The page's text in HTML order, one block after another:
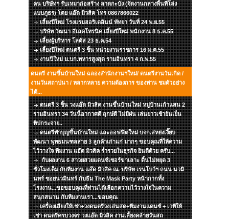
คน บริษัทฯ รับเหมาก่อสร้าง ลาดกะบัง (จัดงานกลางพื้นที่โล่ง
แบบภูธร) โดย แอ๊ด มิวสิค โทร 0867866022
เลี้ยงปีใหม่ โรงแรมฮอริเดอินน์ พัทยา วันที่ 24 พ.ย.55
บริษัท วัฒนา อีเลคโทรนิค เลี้ยงปีใหม่ พนักงาน 8 ธ.ค.55
เลี้ยงผู้บริหาร โลตัส 23 ธ.ค.54
เลี้ยงปีใหม่ ดนตรี 3 ชิ้น หน่วยงานราชการ 16 ม.ค.55
งานปีใหม่ ม.บก.ทหารสูงสุด รามอินทรา 4 ก.พ.55
ดนตรี งานขึ้นบ้านใหม่ ฉลองสำนักงานฯใหม่/ ดนตรีงานวันเกิด /
งานวันสถาปนา / หลากหลาย ความต้องการ ของท่าน ชมตัวอย่าง
ได้...
ดนตรี 3 ชิ้น วงแอ๊ด มิวสิค งานขึ้นบ้านใหม่ หมู่บ้านเก้าแสน 2
รามอินทรา 34 วันนี้อากาศดี ฤกษ์ดี ไม่มีฝน เล่นยาวเช้ายันเย็น
ทิปกระจาย..
ดนตรีทำบุญขึ้นบ้านใหม่ และออฟฟิตใหม่ บจก.สหย่งเงี๊ยบ
พัฒนา พุทธมนฑลสาย 3 ลูกค้าเก่าแก่ มากๆ ขอบคุณที่ให้ความ
ไว้วางใจ ทีมงาน แอ๊ด มิวสิค ร่ำรวยในธุรกิจ ยินดีด้วย ครับ...
กับผลงาน 6 สาวยสวยแดนซ์เซอร์ขาเลาะ ดิ้นไม่หยุด 3
ชั่วโมงเต็ม กับทีมงาน แอ๊ด มิวสิค ณ. บริษัท เรนโบว์ฯ ถนน นวมิ
นทร์ ซอยนวมินทร์ กับธีม The Mask Party หน้ากากทั้ง
โรงงาน...ขอขอบคุณที่ท่านได้เลือกความไว้วางใจในความ
สนุกสนาน กับทีมงานเรา...ขอบคุณ
เครื่องเสียงให้เช่า+วงดนตรีวงเล่นสด+ทีมงานแดนซ์ + เวทีให้
เช่า ดนตรีครบวงจร วงแอ๊ด มิวสิค งานเลี้ยงคล้ายวันสถ